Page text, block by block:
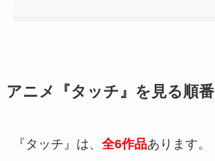
アニメ『タッチ』を見る順番
『タッチ』は、 全6作品あります。